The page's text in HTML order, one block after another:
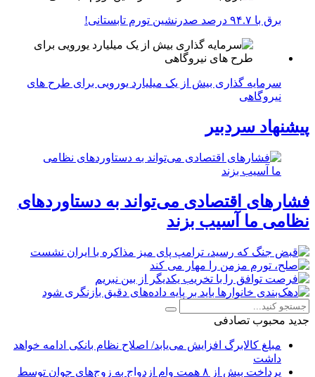
برق با ۹۴.۷ درصد صدرنشین تورم تابستانی!
سرمایه گذاری بیش از یک میلیارد یورویی برای طرح های
نیروگاهی
پیشنهاد سردبیر
فشارهای اقتصادی می‌تواند به دستاوردهای
نظامی ما آسیب بزند
جدید محبوب تصادفی
مبلغ کالابرگ افزایش می‌یابد/ اصلاح نظام بانکی ادامه خواهد
داشت
پرداخت بیش از ۸ همت وام ازدواج به زوج‌های جوان توسط